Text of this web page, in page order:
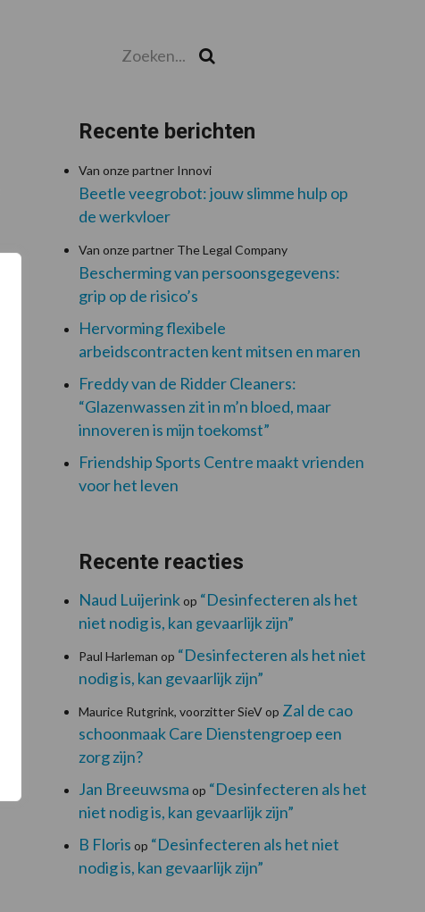
Recente berichten
Van onze partner Innovi
Beetle veegrobot: jouw slimme hulp op
de werkvloer
Van onze partner The Legal Company
Bescherming van persoonsgegevens:
grip op de risico’s
Hervorming flexibele
arbeidscontracten kent mitsen en maren
Freddy van de Ridder Cleaners:
“Glazenwassen zit in m’n bloed, maar
innoveren is mijn toekomst”
Friendship Sports Centre maakt vrienden
voor het leven
Recente reacties
Naud Luijerinkop “Desinfecteren als het
niet nodig is, kan gevaarlijk zijn”
Paul Harleman op “Desinfecteren als het niet
nodig is, kan gevaarlijk zijn”
Maurice Rutgrink, voorzitter SieVop Zal de cao
schoonmaak Care Dienstengroep een
zorg zijn?
Jan Breeuwsma op “Desinfecteren als het
niet nodig is, kan gevaarlijk zijn”
B Floris op “Desinfecteren als het niet
nodig is, kan gevaarlijk zijn”